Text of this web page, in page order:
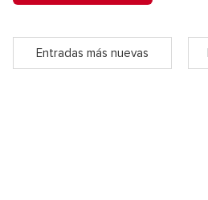
Entradas más nuevas